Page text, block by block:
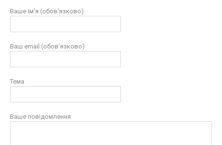
Ваше ім'я (обов'язково)
Ваш email (обов'язково)
Тема
Ваше повідомлення